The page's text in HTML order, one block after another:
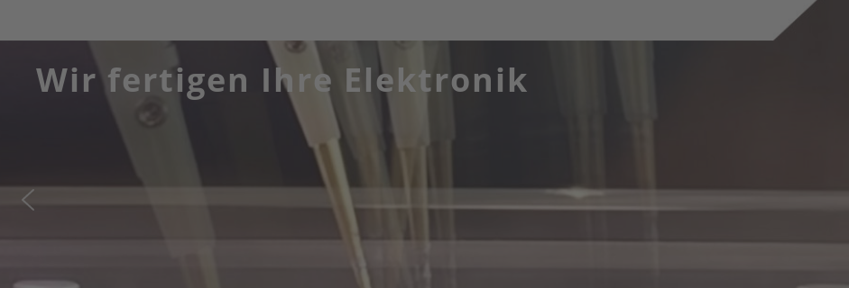
Wir fertigen Ihre Elektronik